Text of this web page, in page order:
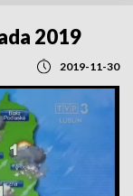
2019
2019-11-30